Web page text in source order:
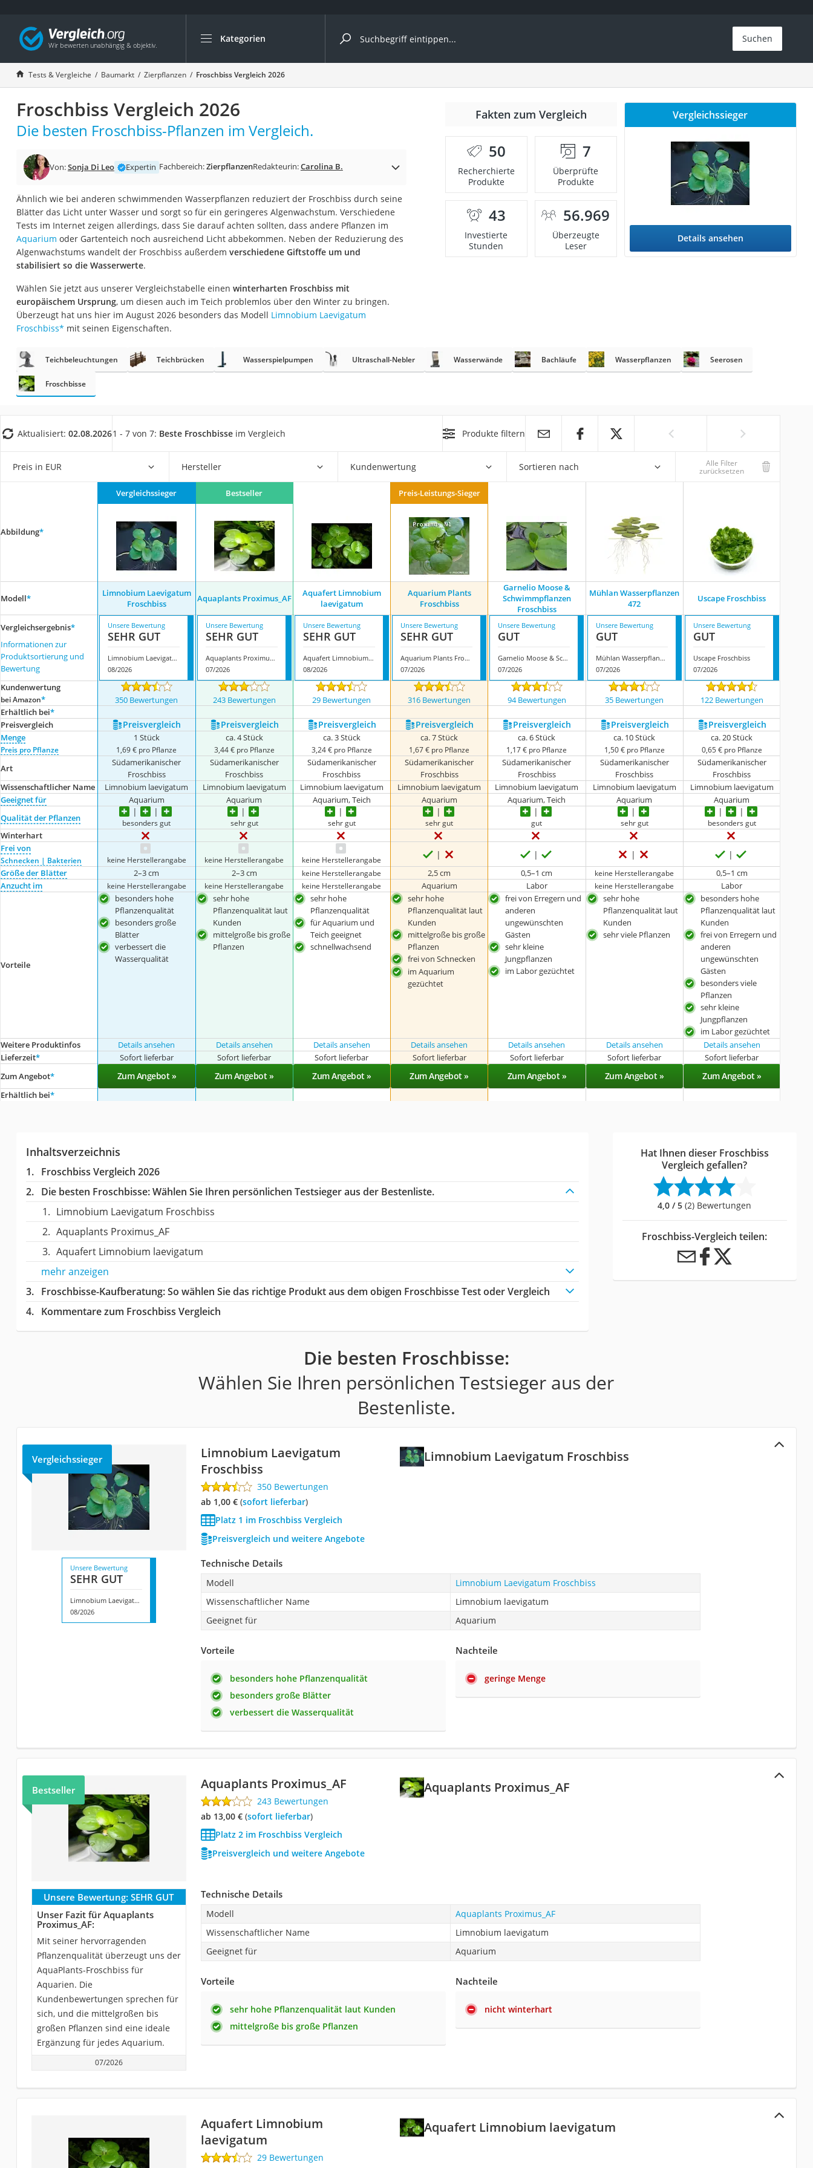
Kategorien
Die beliebtesten Vergleiche nach Kategorie
Baumarkt
Tresor feuerfest
Makita-Akku-Rasenmäher
Kappsäge
Smartes Türschloss
Akku-Rasentrimmer
Split-Klimaanlage 2 Innengeräte
Pelletofen
Bohrmaschine
Hochdruckreiniger
Doppelschleifer
Benzinrasenmäher mit Elektrostart
Akku-Laubsauger
Winterharte Palmen
Service
Suchen
Tests & Vergleiche Baumarkt Zierpflanzen Froschbiss Vergleich 2026
Froschbiss Vergleich 2026
Die besten Froschbiss-Pflanzen im Vergleich.
Von:Sonja Di Leo Expertin Fachbereich:ZierpflanzenRedakteurin:Carolina B.
Ähnlich wie bei anderen schwimmenden Wasserpflanzen reduziert der Froschbiss durch seine
Blätter das Licht unter Wasser und sorgt so für ein geringeres Algenwachstum. Verschiedene
Tests im Internet zeigen allerdings, dass Sie darauf achten sollten, dass andere Pflanzen im
Aquarium oder Gartenteich noch ausreichend Licht abbekommen. Neben der Reduzierung des
Algenwachstums wandelt der Froschbiss außerdem verschiedene Giftstoffe um und
stabilisiert so die Wasserwerte.
Wählen Sie jetzt aus unserer Vergleichstabelle einen winterharten Froschbiss mit
europäischem Ursprung, um diesen auch im Teich problemlos über den Winter zu bringen.
Überzeugt hat uns hier im August 2026 besonders das Modell Limnobium Laevigatum
Froschbiss* mit seinen Eigenschaften.
Fakten zum Vergleich
50
Recherchierte
Produkte
7
Überprüfte
Produkte
43
Investierte
Stunden
56.969
Überzeugte
Leser
Vergleichssieger
Details ansehen
Teichbeleuchtungen Teichbrücken Wasserspielpumpen Ultraschall-Nebler Wasserwände Bachläufe Wasserpflanzen Seerosen
Froschbisse
Aktualisiert: 02.08.20261 - 7 von 7: Beste Froschbisse im Vergleich Produkte filtern
Preis in EUR Hersteller Kundenwertung Sortieren nach Alle Filter
zurücksetzen
Abbildung*
Vergleichssieger Bestseller Preis-Leistungs-Sieger
Modell*
Limnobium Laevigatum
Froschbiss
Aquaplants Proximus_AF
Aquafert Limnobium
laevigatum
Aquarium Plants
Froschbiss
Garnelio Moose &
Schwimmpflanzen
Froschbiss
Mühlan Wasserpflanzen
472
Uscape Froschbiss
Vergleichsergebnis*
Informationen zur
Produktsortierung und
Bewertung
Unsere Bewertung
SEHR GUT
Limnobium Laevigatum Froschbiss
08/2026
Unsere Bewertung
SEHR GUT
Aquaplants Proximus_AF
07/2026
Unsere Bewertung
SEHR GUT
Aquafert Limnobium laevigatum
08/2026
Unsere Bewertung
SEHR GUT
Aquarium Plants Froschbiss
07/2026
Unsere Bewertung
GUT
Garnelio Moose & Schwimmpflanzen Froschbiss
07/2026
Unsere Bewertung
GUT
Mühlan Wasserpflanzen 472
07/2026
Unsere Bewertung
GUT
Uscape Froschbiss
07/2026
Kundenwertung
bei Amazon* 350 Bewertungen 243 Bewertungen 29 Bewertungen 316 Bewertungen 94 Bewertungen 35 Bewertungen
122 Bewertungen
Erhältlich bei*
Preis­vergleich
Preis­vergleich Preis­vergleich Preis­vergleich Preis­vergleich Preis­vergleich Preis­vergleich Preis­vergleich
Menge
Preis pro Pflanze
1 Stück
1,69 € pro Pflanze
ca. 4 Stück
3,44 € pro Pflanze
ca. 3 Stück
3,24 € pro Pflanze
ca. 7 Stück
1,67 € pro Pflanze
ca. 6 Stück
1,17 € pro Pflanze
ca. 10 Stück
1,50 € pro Pflanze
ca. 20 Stück
0,65 € pro Pflanze
Art
Südamerikanischer
Froschbiss
Südamerikanischer
Froschbiss
Südamerikanischer
Froschbiss
Südamerikanischer
Froschbiss
Südamerikanischer
Froschbiss
Südamerikanischer
Froschbiss
Südamerikanischer
Froschbiss
Wissenschaftlicher Name
Limnobium laevigatum Limnobium laevigatum Limnobium laevigatum Limnobium laevigatum Limnobium laevigatum Limnobium laevigatum
Limnobium laevigatum
Geeignet für
Aquarium Aquarium Aquarium, Teich Aquarium Aquarium, Teich Aquarium
Aquarium
Qualität der Pflanzen
besonders gut sehr gut sehr gut sehr gut gut sehr gut besonders gut
Winterhart
Frei von
Schnecken | Bakterien keine Herstellerangabe keine Herstellerangabe keine Herstellerangabe
Größe der Blätter 2–3 cm 2–3 cm keine Herstellerangabe 2,5 cm 0,5–1 cm keine Herstellerangabe
0,5–1 cm
Anzucht im
keine Herstellerangabe keine Herstellerangabe keine Herstellerangabe Aquarium Labor keine Herstellerangabe Labor
Vorteile
besonders hohe
Pflanzenqualität
besonders große
Blätter
verbessert die
Wasserqualität
sehr hohe
Pflanzenqualität laut
Kunden
mittelgroße bis große
Pflanzen
sehr hohe
Pflanzenqualität
für Aquarium und
Teich geeignet
schnellwachsend
sehr hohe
Pflanzenqualität laut
Kunden
mittelgroße bis große
Pflanzen
frei von Schnecken
im Aquarium
gezüchtet
frei von Erregern und
anderen
ungewünschten
Gästen
sehr kleine
Jungpflanzen
im Labor gezüchtet
sehr hohe
Pflanzenqualität laut
Kunden
sehr viele Pflanzen
besonders hohe
Pflanzenqualität laut
Kunden
frei von Erregern und
anderen
ungewünschten
Gästen
besonders viele
Pflanzen
sehr kleine
Jungpflanzen
im Labor gezüchtet
Weitere Produktinfos
Details ansehen Details ansehen Details ansehen Details ansehen Details ansehen Details ansehen
Details ansehen
Lieferzeit* Sofort lieferbar Sofort lieferbar Sofort lieferbar Sofort lieferbar Sofort lieferbar Sofort lieferbar
Sofort lieferbar
Zum Angebot* Zum Angebot » Zum Angebot » Zum Angebot » Zum Angebot » Zum Angebot » Zum Angebot » Zum Angebot »
Erhältlich bei*
Inhaltsverzeichnis
Froschbiss Vergleich 2026
Die besten Froschbisse:Wählen Sie Ihren persönlichen Testsieger aus der Bestenliste.
Limnobium Laevigatum Froschbiss
Aquaplants Proximus_AF
Aquafert Limnobium laevigatum
mehr anzeigen
Froschbisse-Kaufberatung: So wählen Sie das richtige Produkt aus dem obigen Froschbisse Test oder Vergleich
Kommentare zum Froschbiss Vergleich
Hat Ihnen dieser Froschbiss
Vergleich gefallen?
4,0 / 5 (2) Bewertungen
Froschbiss-Vergleich teilen:
Die besten Froschbisse:
Wählen Sie Ihren persönlichen Testsieger aus der
Bestenliste.
Limnobium Laevigatum Froschbiss
Vergleichssieger
Limnobium Laevigatum
Froschbiss
350 Bewertungen
ab 1,00 €( Sofort lieferbar)
Platz 1 im Froschbiss Vergleich
Preisvergleich und weitere Angebote
Unsere Bewertung
SEHR GUT
Limnobium Laevigatum Froschbiss
08/2026
Technische Details
Modell
Limnobium Laevigatum Froschbiss
Wissenschaftlicher Name
Limnobium laevigatum
Geeignet für
Aquarium
Vorteile
besonders hohe Pflanzenqualität
besonders große Blätter
verbessert die Wasserqualität
Nachteile
geringe Menge
Aquaplants Proximus_AF
Bestseller Aquaplants Proximus_AF
243 Bewertungen
ab 13,00 €( Sofort lieferbar)
Platz 2 im Froschbiss Vergleich
Preisvergleich und weitere Angebote
Unsere Bewertung: SEHR GUT
Unser Fazit für Aquaplants
Proximus_AF:
Mit seiner hervorragenden
Pflanzenqualität überzeugt uns der
AquaPlants-Froschbiss für
Aquarien. Die
Kundenbewertungen sprechen für
sich, und die mittelgroßen bis
großen Pflanzen sind eine ideale
Ergänzung für jedes Aquarium.
07/2026
Technische Details
Modell
Aquaplants Proximus_AF
Wissenschaftlicher Name
Limnobium laevigatum
Geeignet für
Aquarium
Vorteile
sehr hohe Pflanzenqualität laut Kunden
mittelgroße bis große Pflanzen
Nachteile
nicht winterhart
Aquafert Limnobium laevigatum
Aquafert Limnobium
laevigatum
29 Bewertungen